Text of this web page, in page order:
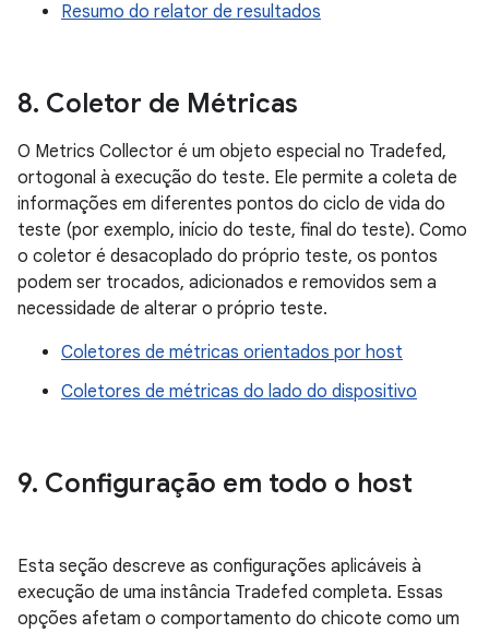
Resumo do relator de resultados
8. Coletor de Métricas
O Metrics Collector é um objeto especial no Tradefed,
ortogonal à execução do teste. Ele permite a coleta de
informações em diferentes pontos do ciclo de vida do
teste (por exemplo, início do teste, final do teste). Como
o coletor é desacoplado do próprio teste, os pontos
podem ser trocados, adicionados e removidos sem a
necessidade de alterar o próprio teste.
Coletores de métricas orientados por host
Coletores de métricas do lado do dispositivo
9. Configuração em todo o host
Esta seção descreve as configurações aplicáveis ​​à
execução de uma instância Tradefed completa. Essas
opções afetam o comportamento do chicote como um